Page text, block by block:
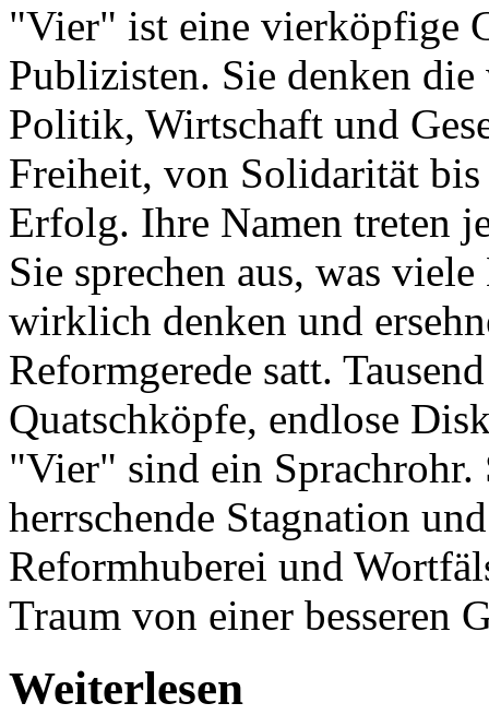
"Vier" ist eine vierköpfige
Publizisten. Sie denken
Politik, Wirtschaft und
Freiheit, von Solidarität
Erfolg. Ihre Namen treten
Sie sprechen aus, was
wirklich denken und
Reformgerede satt.
Quatschköpfe, endlose
"Vier" sind ein Sprachrohr.
herrschende Stagnation
Reformhuberei und
Traum von einer besseren
Weiterlesen